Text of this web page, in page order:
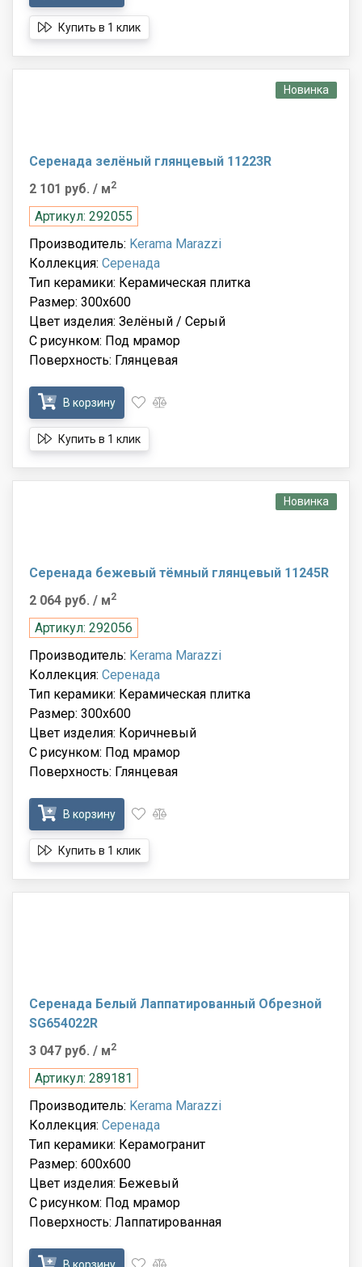
Купить в 1 клик
Новинка
Серенада зелёный глянцевый 11223R
2 101 руб. / м2
Артикул: 292055
Производитель: Kerama Marazzi
Коллекция: Серенада
Тип керамики: Керамическая плитка
Размер: 300x600
Цвет изделия: Зелёный / Серый
С рисунком: Под мрамор
Поверхность: Глянцевая
В корзину
Купить в 1 клик
Новинка
Серенада бежевый тёмный глянцевый 11245R
2 064 руб. / м2
Артикул: 292056
Производитель: Kerama Marazzi
Коллекция: Серенада
Тип керамики: Керамическая плитка
Размер: 300x600
Цвет изделия: Коричневый
С рисунком: Под мрамор
Поверхность: Глянцевая
В корзину
Купить в 1 клик
Серенада Белый Лаппатированный Обрезной
SG654022R
3 047 руб. / м2
Артикул: 289181
Производитель: Kerama Marazzi
Коллекция: Серенада
Тип керамики: Керамогранит
Размер: 600x600
Цвет изделия: Бежевый
С рисунком: Под мрамор
Поверхность: Лаппатированная
В корзину